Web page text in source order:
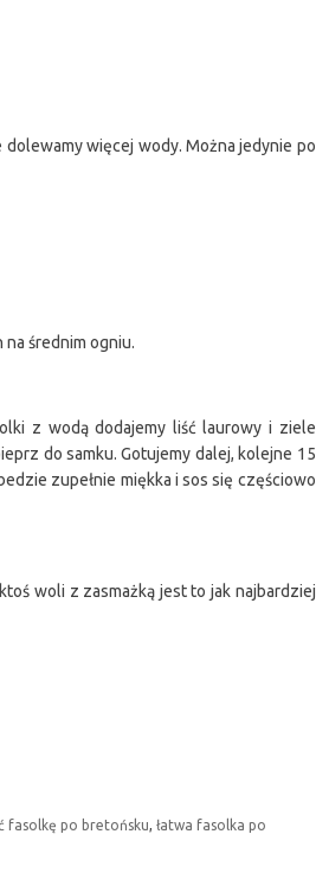
dolewamy więcej wody. Można jedynie po
średnim ogniu.
z wodą dodajemy liść laurowy i ziele
do samku. Gotujemy dalej, kolejne 15
zupełnie miękka i sos się częściowo
woli z zasmażką jest to jak najbardziej
fasolkę po bretońsku,łatwa fasolka po